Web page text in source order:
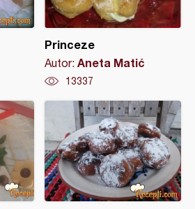
Princeze
Autor: Aneta Matić
13337